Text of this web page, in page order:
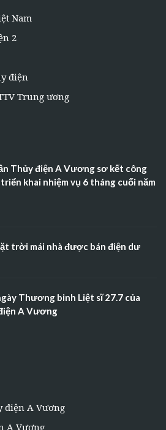
Nam
2
điện
Trung ương
Thủy điện A Vương sơ kết công
khai nhiệm vụ 6 tháng cuối năm
trời mái nhà được bán điện dư
Thương binh Liệt sĩ 27.7 của
A Vương
điện A Vương
A Vương